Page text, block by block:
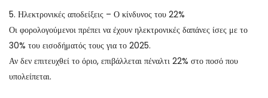
5. Ηλεκτρονικές αποδείξεις – Ο κίνδυνος του 22%
Οι φορολογούμενοι πρέπει να έχουν ηλεκτρονικές δαπάνες ίσες με το
30% του εισοδήματός τους για το 2025.
Αν δεν επιτευχθεί το όριο, επιβάλλεται πέναλτι 22% στο ποσό που
υπολείπεται.